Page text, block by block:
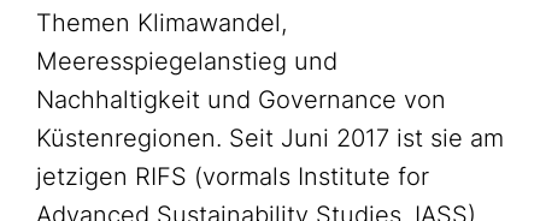
Themen Klimawandel,
Meeresspiegelanstieg und
Nachhaltigkeit und Governance von
Küstenregionen. Seit Juni 2017 ist sie am
jetzigen RIFS (vormals Institute for
Advanced Sustainability Studies, IASS)